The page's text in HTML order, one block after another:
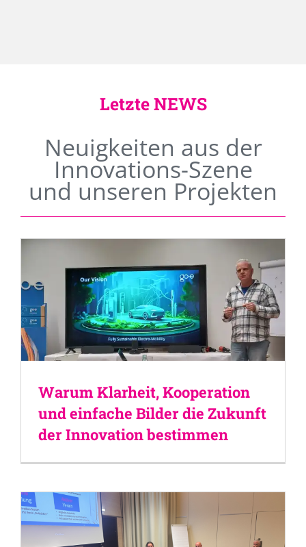
Letzte NEWS
Neuigkeiten aus der
Innovations-Szene
und unseren Projekten
Warum Klarheit, Kooperation
und einfache Bilder die Zukunft
der Innovation bestimmen